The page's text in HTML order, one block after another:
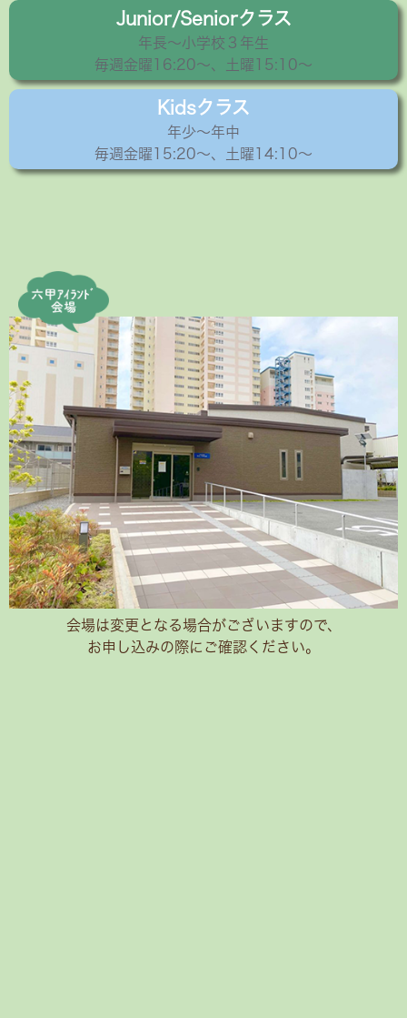
Junior/Seniorクラス
年長〜小学校３年生
毎週金曜16:20〜、土曜15:10～
Kidsクラス
年少〜年中
毎週金曜15:20〜、土曜14:10～
会場は変更となる場合がございますので、
お申し込みの際にご確認ください。